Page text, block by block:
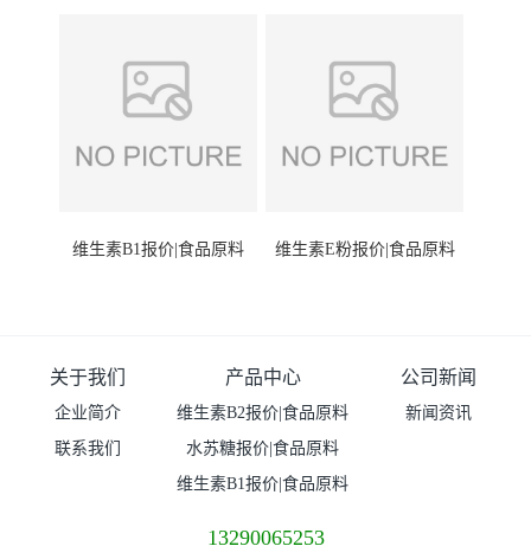
维生素B1报价|食品原料 维生素E粉报价|食品原料
关于我们
企业简介
联系我们
产品中心
维生素B2报价|食品原料
水苏糖报价|食品原料
维生素B1报价|食品原料
公司新闻
新闻资讯
13290065253